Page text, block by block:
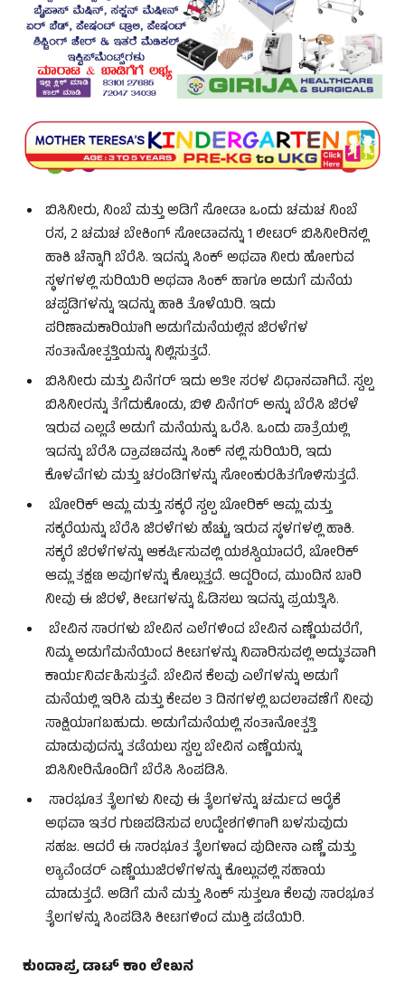
ಬಿಸಿನೀರು, ನಿಂಬೆ ಮತ್ತು ಅಡಿಗೆ ಸೋಡಾ ಒಂದು ಚಮಚ ನಿಂಬೆ
ರಸ, 2 ಚಮಚ ಬೇಕಿಂಗ್ ಸೋಡಾವನ್ನು 1 ಲೀಟರ್ ಬಿಸಿನೀರಿನಲ್ಲಿ
ಹಾಕಿ ಚೆನ್ನಾಗಿ ಬೆರೆಸಿ. ಇದನ್ನು ಸಿಂಕ್ ಅಥವಾ ನೀರು ಹೋಗುವ
ಸ್ಥಳಗಳಲ್ಲಿ ಸುರಿಯಿರಿ ಅಥವಾ ಸಿಂಕ್ ಹಾಗೂ ಅಡುಗೆ ಮನೆಯ
ಚಪ್ಪಡಿಗಳನ್ನು ಇದನ್ನು ಹಾಕಿ ತೊಳೆಯಿರಿ. ಇದು
ಪರಿಣಾಮಕಾರಿಯಾಗಿ ಅಡುಗೆಮನೆಯಲ್ಲಿನ ಜಿರಳೆಗಳ
ಸಂತಾನೋತ್ಪತ್ತಿಯನ್ನು ನಿಲ್ಲಿಸುತ್ತದೆ.
ಬಿಸಿನೀರು ಮತ್ತು ವಿನೆಗರ್ ಇದು ಅತೀ ಸರಳ ವಿಧಾನವಾಗಿದೆ. ಸ್ವಲ್ಪ
ಬಿಸಿನೀರನ್ನು ತೆಗೆದುಕೊಂಡು, ಬಿಳಿ ವಿನೆಗರ್ ಅನ್ನು ಬೆರೆಸಿ ಜಿರಳೆ
ಇರುವ ಎಲ್ಲಡೆ ಅಡುಗೆ ಮನೆಯನ್ನು ಒರೆಸಿ. ಒಂದು ಪಾತ್ರೆಯಲ್ಲಿ
ಇದನ್ನು ಬೆರೆಸಿ ದ್ರಾವಣವನ್ನು ಸಿಂಕ್ ನಲ್ಲಿ ಸುರಿಯಿರಿ, ಇದು
ಕೊಳವೆಗಳು ಮತ್ತು ಚರಂಡಿಗಳನ್ನು ಸೋಂಕುರಹಿತಗೊಳಿಸುತ್ತದೆ.
ಬೋರಿಕ್ ಆಮ್ಲ ಮತ್ತು ಸಕ್ಕರೆ ಸ್ವಲ್ಪ ಬೋರಿಕ್ ಆಮ್ಲ ಮತ್ತು
ಸಕ್ಕರೆಯನ್ನು ಬೆರೆಸಿ ಜಿರಳೆಗಳು ಹೆಚ್ಚು ಇರುವ ಸ್ಥಳಗಳಲ್ಲಿ ಹಾಕಿ.
ಸಕ್ಕರೆ ಜಿರಳೆಗಳನ್ನು ಆಕರ್ಷಿಸುವಲ್ಲಿ ಯಶಸ್ವಿಯಾದರೆ, ಬೋರಿಕ್
ಆಮ್ಲ ತಕ್ಷಣ ಅವುಗಳನ್ನು ಕೊಲ್ಲುತ್ತದೆ. ಆದ್ದರಿಂದ, ಮುಂದಿನ ಬಾರಿ
ನೀವು ಈ ಜಿರಳೆ, ಕೀಟಗಳನ್ನು ಓಡಿಸಲು ಇದನ್ನು ಪ್ರಯತ್ನಿಸಿ.
ಬೇವಿನ ಸಾರಗಳು ಬೇವಿನ ಎಲೆಗಳಿಂದ ಬೇವಿನ ಎಣ್ಣೆಯವರೆಗೆ,
ನಿಮ್ಮ ಅಡುಗೆಮನೆಯಿಂದ ಕೀಟಗಳನ್ನು ನಿವಾರಿಸುವಲ್ಲಿ ಅದ್ಭುತವಾಗಿ
ಕಾರ್ಯನಿರ್ವಹಿಸುತ್ತವೆ. ಬೇವಿನ ಕೆಲವು ಎಲೆಗಳನ್ನು ಅಡುಗೆ
ಮನೆಯಲ್ಲಿ ಇರಿಸಿ ಮತ್ತು ಕೇವಲ 3 ದಿನಗಳಲ್ಲಿ ಬದಲಾವಣೆಗೆ ನೀವು
ಸಾಕ್ಷಿಯಾಗಬಹುದು. ಅಡುಗೆಮನೆಯಲ್ಲಿ ಸಂತಾನೋತ್ಪತ್ತಿ
ಮಾಡುವುದನ್ನು ತಡೆಯಲು ಸ್ವಲ್ಪ ಬೇವಿನ ಎಣ್ಣೆಯನ್ನು
ಬಿಸಿನೀರಿನೊಂದಿಗೆ ಬೆರೆಸಿ ಸಿಂಪಡಿಸಿ.
ಸಾರಭೂತ ತೈಲಗಳು ನೀವು ಈ ತೈಲಗಳನ್ನು ಚರ್ಮದ ಆರೈಕೆ
ಅಥವಾ ಇತರ ಗುಣಪಡಿಸುವ ಉದ್ದೇಶಗಳಿಗಾಗಿ ಬಳಸುವುದು
ಸಹಜ. ಆದರೆ ಈ ಸಾರಭೂತ ತೈಲಗಳಾದ ಪುದೀನಾ ಎಣ್ಣೆ ಮತ್ತು
ಲ್ಯಾವೆಂಡರ್ ಎಣ್ಣೆಯುಜಿರಳೆಗಳನ್ನು ಕೊಲ್ಲುವಲ್ಲಿ ಸಹಾಯ
ಮಾಡುತ್ತದೆ. ಅಡಿಗೆ ಮನೆ ಮತ್ತು ಸಿಂಕ್ ಸುತ್ತಲೂ ಕೆಲವು ಸಾರಭೂತ
ತೈಲಗಳನ್ನು ಸಿಂಪಡಿಸಿ ಕೀಟಗಳಿಂದ ಮುಕ್ತಿ ಪಡೆಯಿರಿ.
ಕುಂದಾಪ್ರ ಡಾಟ್ ಕಾಂ ಲೇಖನ